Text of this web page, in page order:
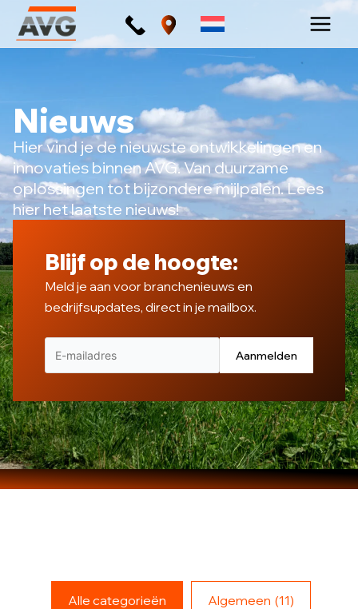
naar
de
Nieuws
Hier vind je de nieuwste ontwikkelingen en
innovaties binnen AVG. Van duurzame
oplossingen tot bijzondere mijlpalen. Lees
hier het laatste nieuws!
Blijf op de hoogte:
Meld je aan voor branchenieuws en
bedrijfsupdates, direct in je mailbox.
Alle categorieën Algemeen (11)